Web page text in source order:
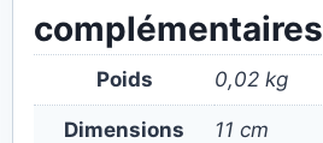
complémentaires
Poids 0,02 kg
Dimensions 11 cm